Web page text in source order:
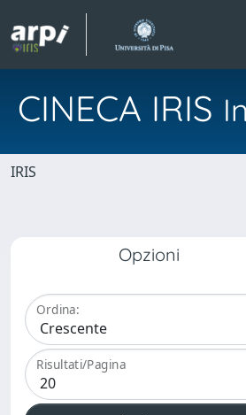
CINECA IRIS
IRIS
Opzioni
Ordina:
Risultati/Pagina